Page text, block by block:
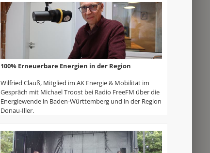
100% Erneuerbare Energien in der Region
Wilfried Clauß, Mitglied im AK Energie & Mobilität im
Gespräch mit Michael Troost bei Radio FreeFM über die
Energiewende in Baden-Württemberg und in der Region
Donau-Iller.